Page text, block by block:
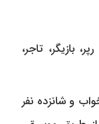
به‌دنیا آمد. او یک رپر، بازیگر، تاجر،
و شانزده نفر